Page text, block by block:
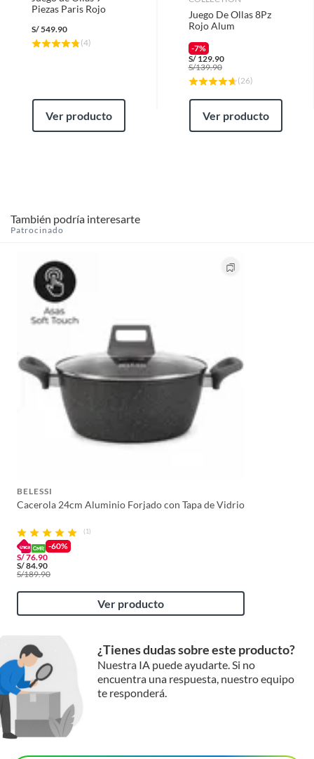
Piezas Paris Rojo
S/549.90
(4)
Ver producto
Juego De Ollas 8Pz
Rojo Alum
-7%
S/ 129.90
S/139.90
(26)
Ver producto
También podría interesarte
Patrocinado
BELESSI
Cacerola 24cm Aluminio Forjado con Tapa de Vidrio
(1)
-60%
S/76.90
S/84.90
S/189.90
Ver producto
¿Tienes dudas sobre este producto?
Nuestra IA puede ayudarte. Si no
encuentra una respuesta, nuestro equipo
te responderá.